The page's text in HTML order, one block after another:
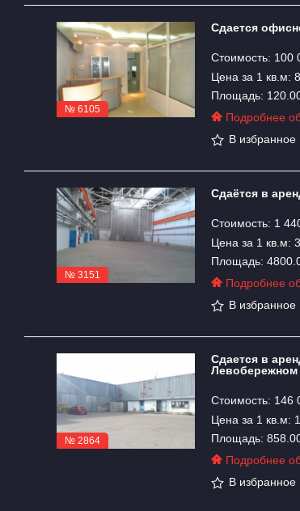
№ 6105
Сдается
Стоимость: 100
Цена за 1 кв.м:
Площадь:
Подробнее
В избранное
№ 3151
Сдаётся в
Стоимость: 1
Цена за 1 кв.м:
Площадь:
Подробнее
В избранное
№ 2864
Сдается в
Левобережном
Стоимость: 146
Цена за 1 кв.м:
Площадь:
Подробнее
В избранное